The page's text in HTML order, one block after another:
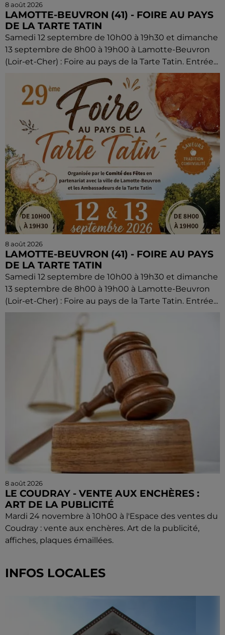
8 août 2026
LAMOTTE-BEUVRON (41) - FOIRE AU PAYS
DE LA TARTE TATIN
Samedi 12 septembre de 10h00 à 19h30 et dimanche
13 septembre de 8h00 à 19h00 à Lamotte-Beuvron
(Loir-et-Cher) : Foire au pays de la Tarte Tatin. Entrée...
8 août 2026
LAMOTTE-BEUVRON (41) - FOIRE AU PAYS
DE LA TARTE TATIN
Samedi 12 septembre de 10h00 à 19h30 et dimanche
13 septembre de 8h00 à 19h00 à Lamotte-Beuvron
(Loir-et-Cher) : Foire au pays de la Tarte Tatin. Entrée...
8 août 2026
LE COUDRAY - VENTE AUX ENCHÈRES :
ART DE LA PUBLICITÉ
Mardi 24 novembre à 10h00 à l'Espace des ventes du
Coudray : vente aux enchères. Art de la publicité,
affiches, plaques émaillées.
INFOS LOCALES